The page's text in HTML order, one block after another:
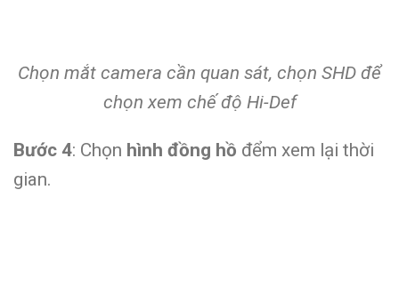
Chọn mắt camera cần quan sát, chọn SHD để
chọn xem chế độ Hi-Def
Bước 4: Chọn hình đồng hồ đểm xem lại thời
gian.